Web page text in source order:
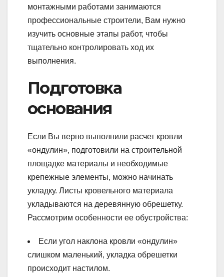
монтажными работами занимаются
профессиональные строители, Вам нужно
изучить основные этапы работ, чтобы
тщательно контролировать ход их
выполнения.
Подготовка
основания
Если Вы верно выполнили расчет кровли
«ондулин», подготовили на строительной
площадке материалы и необходимые
крепежные элементы, можно начинать
укладку. Листы кровельного материала
укладываются на деревянную обрешетку.
Рассмотрим особенности ее обустройства:
Если угол наклона кровли «ондулин»
слишком маленький, укладка обрешетки
происходит настилом.